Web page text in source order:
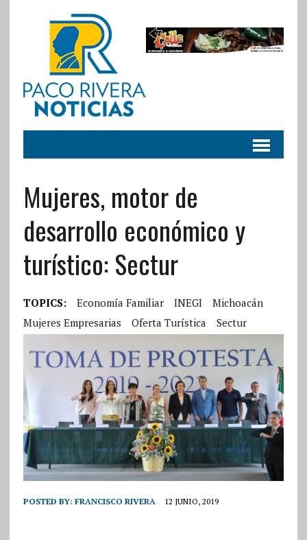
Mujeres, motor de
desarrollo económico y
turístico: Sectur
TOPICS: Economía Familiar INEGI
Michoacán
Mujeres Empresarias
Oferta Turística Sectur
POSTED BY: FRANCISCO RIVERA 12 JUNIO, 2019